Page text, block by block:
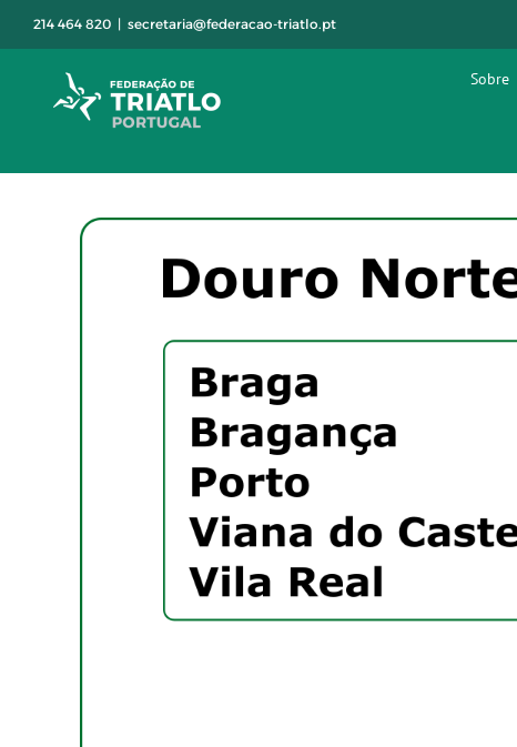
214 464 820 | secretaria@federacao-triatlo.pt
Sobre